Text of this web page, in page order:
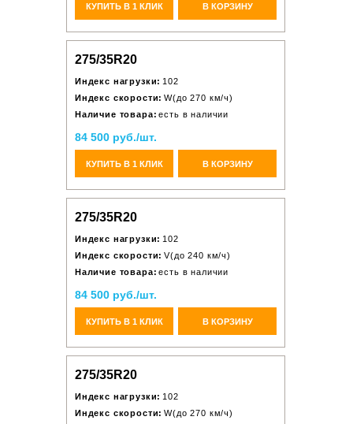
КУПИТЬ В 1 КЛИК В КОРЗИНУ
275/35R20
Индекс нагрузки: 102
Индекс скорости: W(до 270 км/ч)
Наличие товара: есть в наличии
84 500 руб./шт.
КУПИТЬ В 1 КЛИК В КОРЗИНУ
275/35R20
Индекс нагрузки: 102
Индекс скорости: V(до 240 км/ч)
Наличие товара: есть в наличии
84 500 руб./шт.
КУПИТЬ В 1 КЛИК В КОРЗИНУ
275/35R20
Индекс нагрузки: 102
Индекс скорости: W(до 270 км/ч)